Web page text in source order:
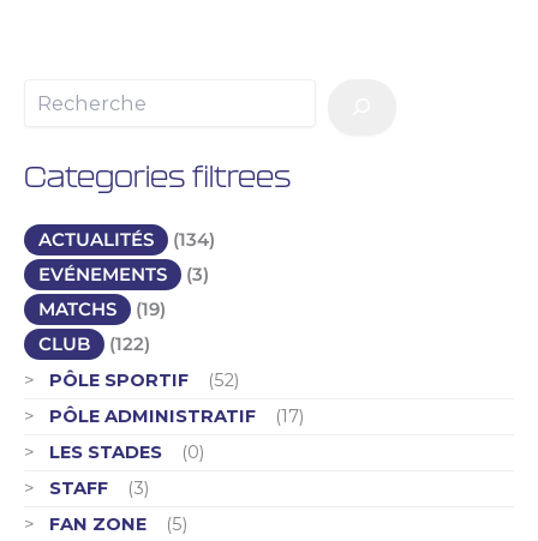
Categories filtrees
ACTUALITÉS
(134)
EVÉNEMENTS
(3)
MATCHS
(19)
CLUB
(122)
PÔLE SPORTIF
(52)
PÔLE ADMINISTRATIF
(17)
LES STADES
(0)
STAFF
(3)
FAN ZONE
(5)